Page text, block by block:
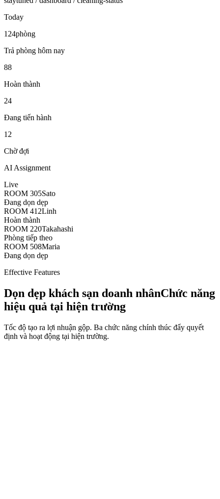
Today
124phòng
Trả phòng hôm nay
88
Hoàn thành
24
Đang tiến hành
12
Chờ đợi
AI Assignment
Live
ROOM 305Sato
Đang dọn dẹp
ROOM 412Linh
Hoàn thành
ROOM 220Takahashi
Phòng tiếp theo
ROOM 508Maria
Đang dọn dẹp
Effective Features
Dọn dẹp khách sạn doanh nhânChức năng
hiệu quả tại hiện trường
Tốc độ tạo ra lợi nhuận gộp. Ba chức năng chính thúc đẩy quyết
định và hoạt động tại hiện trường.